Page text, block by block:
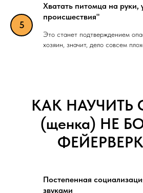
Хватать питомца на руки,
происшествия"
Это станет подтверждением
хозяин, значит, дело совсем
КАК НАУЧИТЬ
(щенка) НЕ
Постепенная
звуками